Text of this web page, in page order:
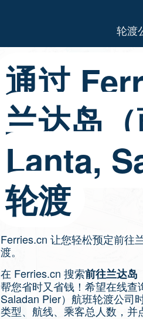
轮渡
通过
兰达岛
Lanta,
轮渡
Ferries.cn 让您轻松预定前往
渡。
在 Ferries.cn 搜索前往兰达岛
帮您省时又省钱！希望在线
Saladan Pier）航班轮渡公司
类型、航线、乘客总人数，并